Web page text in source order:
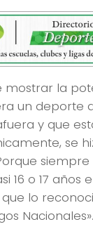
mostrar la
un deporte
y que
se
16 o 17 años
lo
Nacionales».